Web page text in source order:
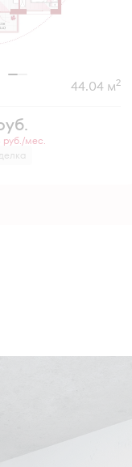
44.04 м2
руб./мес.